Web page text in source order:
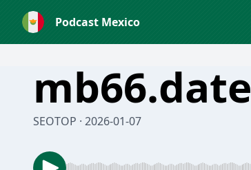
Podcast Mexico
mb66.date
SEOTOP · 2026-01-07